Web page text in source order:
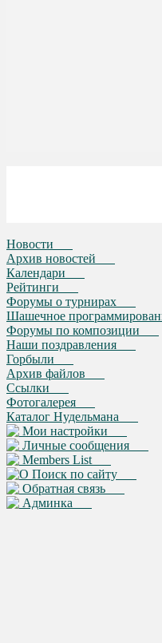
Новости
Архив новостей
Календари
Рейтинги
Форумы о турнирах
Шашечное
Форумы по композиции
Наши поздравления
Горбыли
Архив файлов
Ссылки
Фотогалерея
Каталог Нудельмана
Мои настройки
Личные сообщения
Members List
Поиск по сайту
Обратная связь
Админка